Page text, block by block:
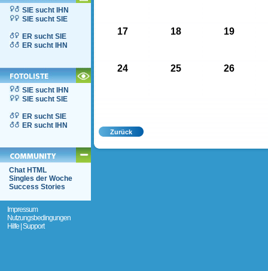
SIE sucht IHN
SIE sucht SIE
ER sucht SIE
ER sucht IHN
SIE sucht IHN
SIE sucht SIE
ER sucht SIE
ER sucht IHN
Chat HTML
Singles der Woche
Success Stories
Impressum
Nutzungsbedingungen
Hilfe | Support
17 18 19
24 25 26